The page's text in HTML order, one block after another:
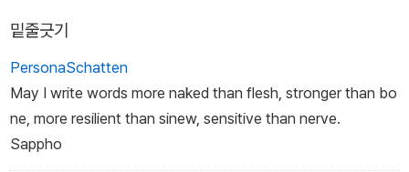
밑줄긋기
PersonaSchatten
May I write words more naked than flesh, stronger than bo
ne, more resilient than sinew, sensitive than nerve.
Sappho